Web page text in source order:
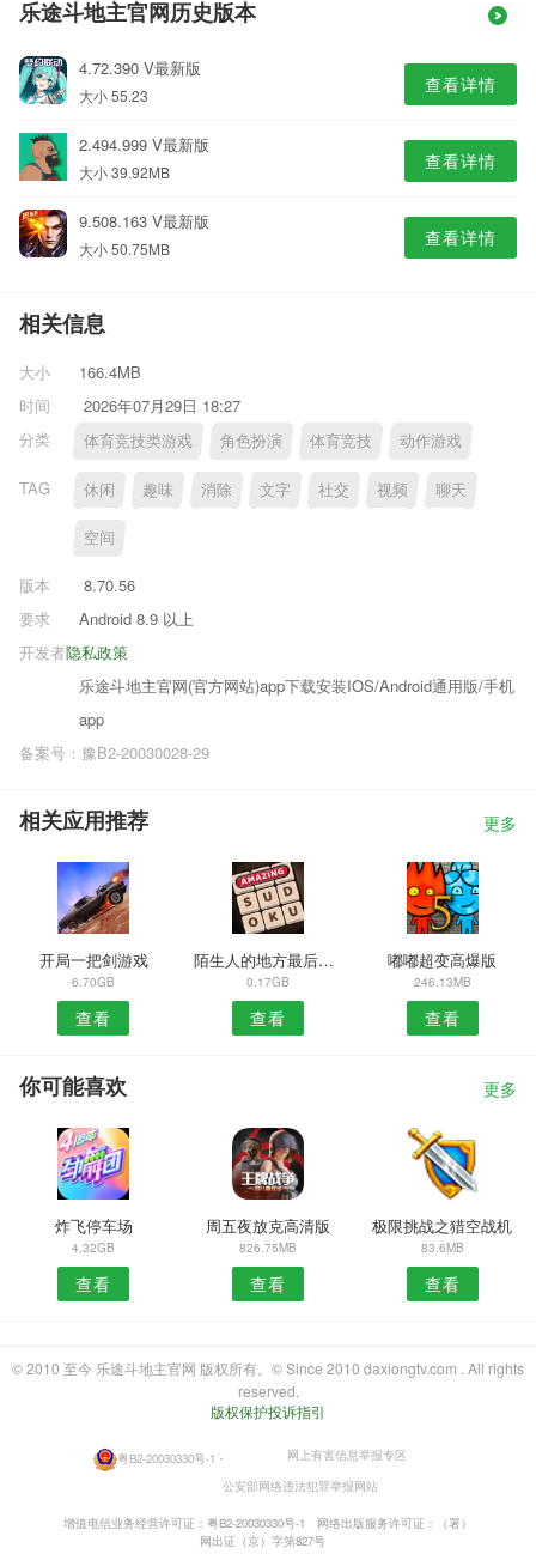
乐途斗地主官网历史版本
4.72.390 V最新版
大小 55.23 查看详情
2.494.999 V最新版
大小 39.92MB 查看详情
9.508.163 V最新版
大小 50.75MB 查看详情
相关信息
大小
166.4MB
时间
2026年07月29日 18:27
分类
体育竞技类游戏 角色扮演 体育竞技 动作游戏
TAG 休闲 趣味 消除 文字 社交 视频 聊天
空间
版本
8.70.56
要求
Android 8.9 以上
隐私政策
开发者
乐途斗地主官网(官方网站)app下载安装IOS/Android通用版/手机
app
备案号：豫B2-20030028-29
相关应用推荐 更多
开局一把剑游戏
6.70GB
查看
陌生人的地方最后的守护者
0.17GB
查看
嘟嘟超变高爆版
246.13MB
查看
你可能喜欢 更多
炸飞停车场
4.32GB
查看
周五夜放克高清版
826.75MB
查看
极限挑战之猎空战机
83.6MB
查看
© 2010 至今 乐途斗地主官网 版权所有。© Since 2010 daxiongtv.com . All rights
reserved.
版权保护投诉指引
粤B2-20030330号-1 ・
网上有害信息举报专区
公安部网络违法犯罪举报网站
增值电信业务经营许可证：粤B2-20030330号-1
网络出版服务许可证：（署）
网出证（京）字第827号